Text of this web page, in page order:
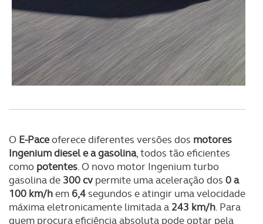
O E-Paceoferece diferentes versões dos motores
Ingenium diesel e a gasolina, todos tão eficientes
como potentes. O novo motor Ingenium turbo
gasolina de 300 cvpermite uma aceleração dos 0 a
100 km/hem 6,4segundos e atingir uma velocidade
máxima eletronicamente limitada a 243 km/h. Para
quem procura eficiência absoluta pode optar pela